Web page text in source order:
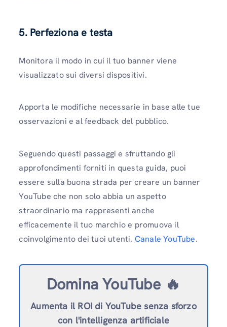
5. Perfeziona e testa
Monitora il modo in cui il tuo banner viene
visualizzato sui diversi dispositivi.
Apporta le modifiche necessarie in base alle tue
osservazioni e al feedback del pubblico.
Seguendo questi passaggi e sfruttando gli
approfondimenti forniti in questa guida, puoi
essere sulla buona strada per creare un banner
YouTube che non solo abbia un aspetto
straordinario ma rappresenti anche
efficacemente il tuo marchio e promuova il
coinvolgimento dei tuoi utenti. Canale YouTube.
Domina YouTube 🔥
Aumenta il ROI di YouTube senza sforzo
con l'intelligenza artificiale